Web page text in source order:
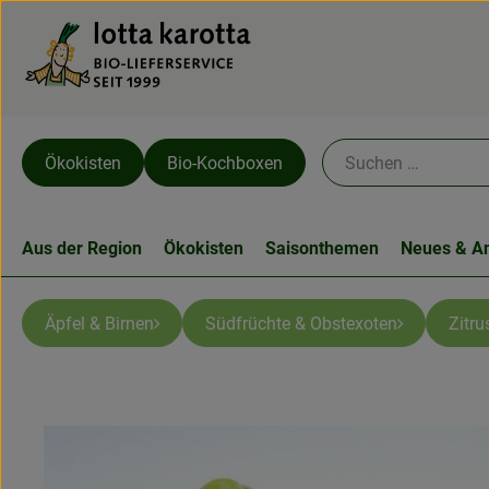
Ökokisten Bio-Kochboxen
Aus der Region Ökokisten Saisonthemen Neues &
Äpfel & Birnen Südfrüchte & Obstexoten